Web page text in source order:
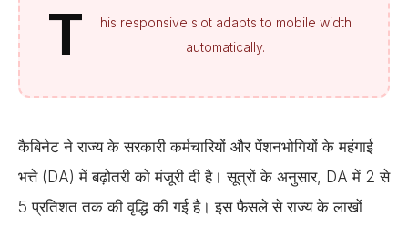
T
his responsive slot adapts to mobile width
automatically.
कैबिनेट ने राज्य के सरकारी कर्मचारियों और पेंशनभोगियों के महंगाई
भत्ते (DA) में बढ़ोतरी को मंजूरी दी है। सूत्रों के अनुसार, DA में 2 से
5 प्रतिशत तक की वृद्धि की गई है। इस फैसले से राज्य के लाखों